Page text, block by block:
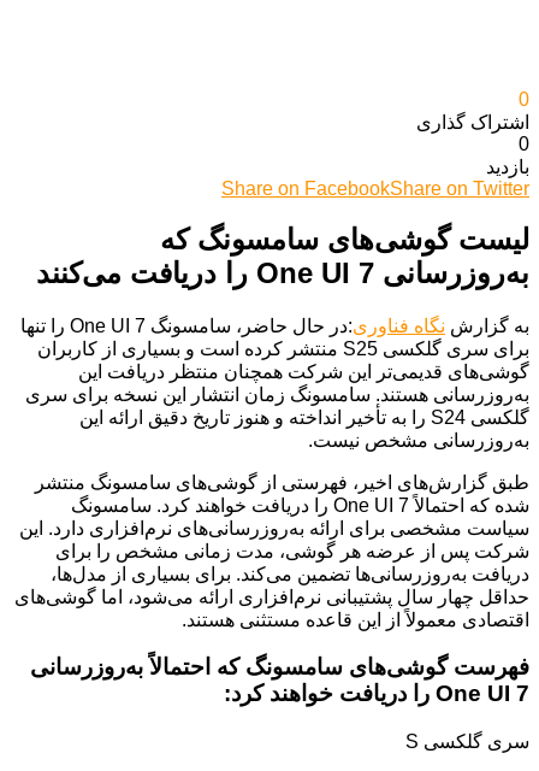
0
اشتراک گذاری‌
0
بازدید
Share on FacebookShare on Twitter
لیست گوشی‌های سامسونگ که
به‌روزرسانی One UI 7 را دریافت می‌کنند
به گزارش نگاه فناوری
:در حال حاضر، سامسونگ One UI 7 را تنها
برای سری گلکسی S25 منتشر کرده است و بسیاری از کاربران
گوشی‌های قدیمی‌تر این شرکت همچنان منتظر دریافت این
به‌روزرسانی هستند. سامسونگ زمان انتشار این نسخه برای سری
گلکسی S24 را به تأخیر انداخته و هنوز تاریخ دقیق ارائه این
به‌روزرسانی مشخص نیست.
طبق گزارش‌های اخیر، فهرستی از گوشی‌های سامسونگ منتشر
شده که احتمالاً One UI 7 را دریافت خواهند کرد. سامسونگ
سیاست مشخصی برای ارائه به‌روزرسانی‌های نرم‌افزاری دارد. این
شرکت پس از عرضه هر گوشی، مدت زمانی مشخص را برای
دریافت به‌روزرسانی‌ها تضمین می‌کند. برای بسیاری از مدل‌ها،
حداقل چهار سال پشتیبانی نرم‌افزاری ارائه می‌شود، اما گوشی‌های
اقتصادی معمولاً از این قاعده مستثنی هستند.
فهرست گوشی‌های سامسونگ که احتمالاً به‌روزرسانی
One UI 7 را دریافت خواهند کرد:
سری گلکسی S